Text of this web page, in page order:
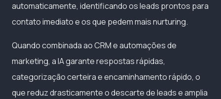
automaticamente, identificando os leads prontos para
contato imediato e os que pedem mais nurturing.
Quando combinada ao CRM e automações de
marketing, a IA garante respostas rápidas,
categorização certeira e encaminhamento rápido, o
que reduz drasticamente o descarte de leads e amplia